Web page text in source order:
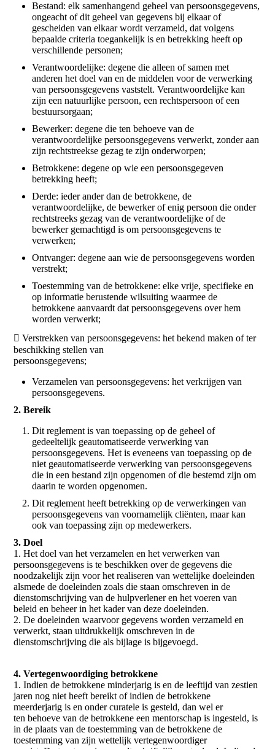
Bestand: elk samenhangend geheel van persoonsgegevens,
ongeacht of dit geheel van gegevens bij elkaar of
gescheiden van elkaar wordt verzameld, dat volgens
bepaalde criteria toegankelijk is en betrekking heeft op
verschillende personen;
Verantwoordelijke: degene die alleen of samen met
anderen het doel van en de middelen voor de verwerking
van persoonsgegevens vaststelt. Verantwoordelijke kan
zijn een natuurlijke persoon, een rechtspersoon of een
bestuursorgaan;
Bewerker: degene die ten behoeve van de
verantwoordelijke persoonsgegevens verwerkt, zonder aan
zijn rechtstreekse gezag te zijn onderworpen;
Betrokkene: degene op wie een persoonsgegeven
betrekking heeft;
Derde: ieder ander dan de betrokkene, de
verantwoordelijke, de bewerker of enig persoon die onder
rechtstreeks gezag van de verantwoordelijke of de
bewerker gemachtigd is om persoonsgegevens te
verwerken;
Ontvanger: degene aan wie de persoonsgegevens worden
verstrekt;
Toestemming van de betrokkene: elke vrije, specifieke en
op informatie berustende wilsuiting waarmee de
betrokkene aanvaardt dat persoonsgegevens over hem
worden verwerkt;
 Verstrekken van persoonsgegevens: het bekend maken of ter
beschikking stellen van
persoonsgegevens;
Verzamelen van persoonsgegevens: het verkrijgen van
persoonsgegevens.
2. Bereik
Dit reglement is van toepassing op de geheel of
gedeeltelijk geautomatiseerde verwerking van
persoonsgegevens. Het is eveneens van toepassing op de
niet geautomatiseerde verwerking van persoonsgegevens
die in een bestand zijn opgenomen of die bestemd zijn om
daarin te worden opgenomen.
Dit reglement heeft betrekking op de verwerkingen van
persoonsgegevens van voornamelijk cliënten, maar kan
ook van toepassing zijn op medewerkers.
3. Doel
1. Het doel van het verzamelen en het verwerken van
persoonsgegevens is te beschikken over de gegevens die
noodzakelijk zijn voor het realiseren van wettelijke doeleinden
alsmede de doeleinden zoals die staan omschreven in de
dienstomschrijving van de hulpverlener en het voeren van
beleid en beheer in het kader van deze doeleinden.
2. De doeleinden waarvoor gegevens worden verzameld en
verwerkt, staan uitdrukkelijk omschreven in de
dienstomschrijving die als bijlage is bijgevoegd.
4. Vertegenwoordiging betrokkene
1. Indien de betrokkene minderjarig is en de leeftijd van zestien
jaren nog niet heeft bereikt of indien de betrokkene
meerderjarig is en onder curatele is gesteld, dan wel er
ten behoeve van de betrokkene een mentorschap is ingesteld, is
in de plaats van de toestemming van de betrokkene de
toestemming van zijn wettelijk vertegenwoordiger